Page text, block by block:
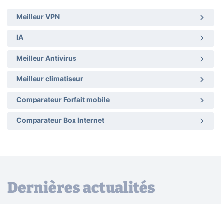
Meilleur VPN
IA
Meilleur Antivirus
Meilleur climatiseur
Comparateur Forfait mobile
Comparateur Box Internet
Dernières actualités